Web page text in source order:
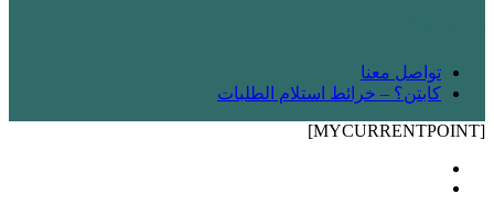
تواصل معنا
كابتن؟ – خرائط استلام الطلبات
[MYCURRENTPOINT]